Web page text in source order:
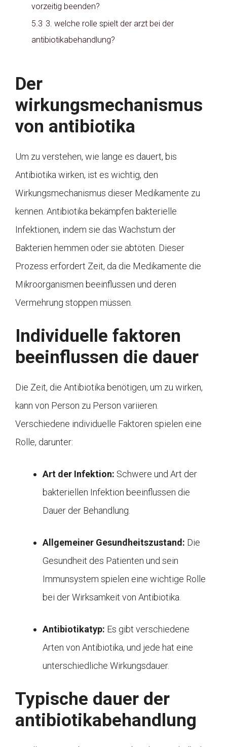
vorzeitig beenden?
5.3 3. welche rolle spielt der arzt bei der
antibiotikabehandlung?
Der
wirkungsmechanismus
von antibiotika
Um zu verstehen, wie lange es dauert, bis
Antibiotika wirken, ist es wichtig, den
Wirkungsmechanismus dieser Medikamente zu
kennen. Antibiotika bekämpfen bakterielle
Infektionen, indem sie das Wachstum der
Bakterien hemmen oder sie abtöten. Dieser
Prozess erfordert Zeit, da die Medikamente die
Mikroorganismen beeinflussen und deren
Vermehrung stoppen müssen.
Individuelle faktoren
beeinflussen die dauer
Die Zeit, die Antibiotika benötigen, um zu wirken,
kann von Person zu Person variieren.
Verschiedene individuelle Faktoren spielen eine
Rolle, darunter:
Art der Infektion: Schwere und Art der
bakteriellen Infektion beeinflussen die
Dauer der Behandlung.
Allgemeiner Gesundheitszustand: Die
Gesundheit des Patienten und sein
Immunsystem spielen eine wichtige Rolle
bei der Wirksamkeit von Antibiotika.
Antibiotikatyp: Es gibt verschiedene
Arten von Antibiotika, und jede hat eine
unterschiedliche Wirkungsdauer.
Typische dauer der
antibiotikabehandlung